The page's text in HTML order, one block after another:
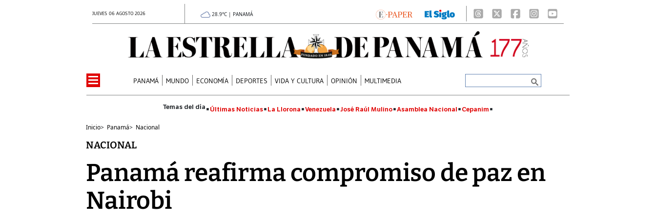
JUEVES 06 AGOSTO 2026 28.9°C | PANAMÁ
PANAMÁ MUNDO ECONOMÍA DEPORTES VIDA Y CULTURA OPINIÓN MULTIMEDIA
Últimas Noticias La Llorona Venezuela José Raúl Mulino Asamblea Nacional Cepanim
Inicio> Panamá> Nacional
NACIONAL
Panamá reafirma compromiso de paz en
Nairobi